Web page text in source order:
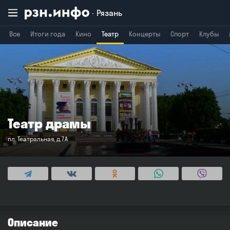
Рязань
Все Итоги года Кино Театр Концерты Спорт Клубы
Воронеж Брянск
Театр драмы
пл. Театральная, д.7А
Описание